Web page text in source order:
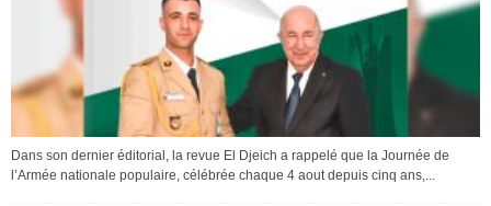
Dans son dernier éditorial, la revue El Djeich a rappelé que la Journée de
l’Armée nationale populaire, célébrée chaque 4 aout depuis cinq ans,...